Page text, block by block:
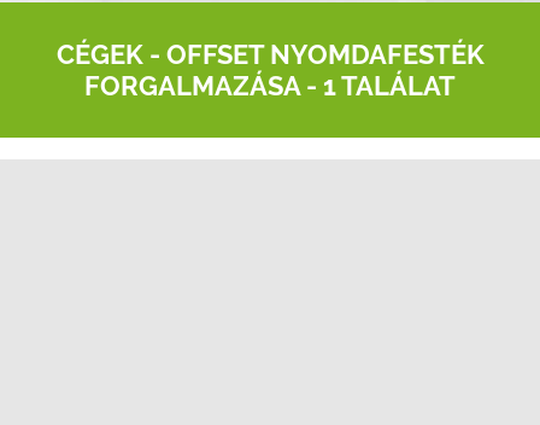
CÉGEK - OFFSET NYOMDAFESTÉK
FORGALMAZÁSA- 1 TALÁLAT